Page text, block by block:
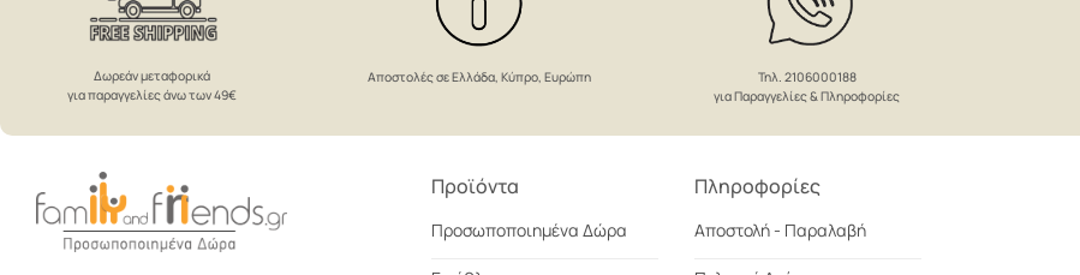
Δωρεάν μεταφορικά
για παραγγελίες άνω των 49€
Αποστολές σε Ελλάδα, Κύπρο, Ευρώπη
Τηλ. 2106000188
για Παραγγελίες & Πληροφορίες
Προϊόντα
Προσωποποιημένα Δώρα
Πληροφορίες
Αποστολή - Παραλαβή